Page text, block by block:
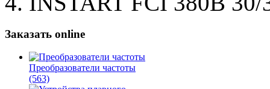
Заказать online
Преобразователи частоты
(563)